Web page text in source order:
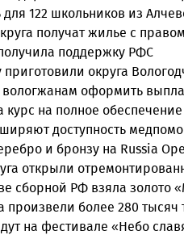
122 школьников из
получат жилье с
поддержку РФС
округа
вологжанам оформить
курс на полное
доступность
и бронзу на Russia
открыли
сборной РФ взяла золото
произвели более 280 тысяч
на фестивале «Небо